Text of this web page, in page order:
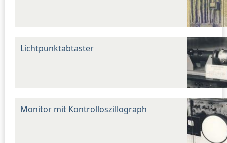
Lichtpunktabtaster
Monitor mit Kontrolloszillograph